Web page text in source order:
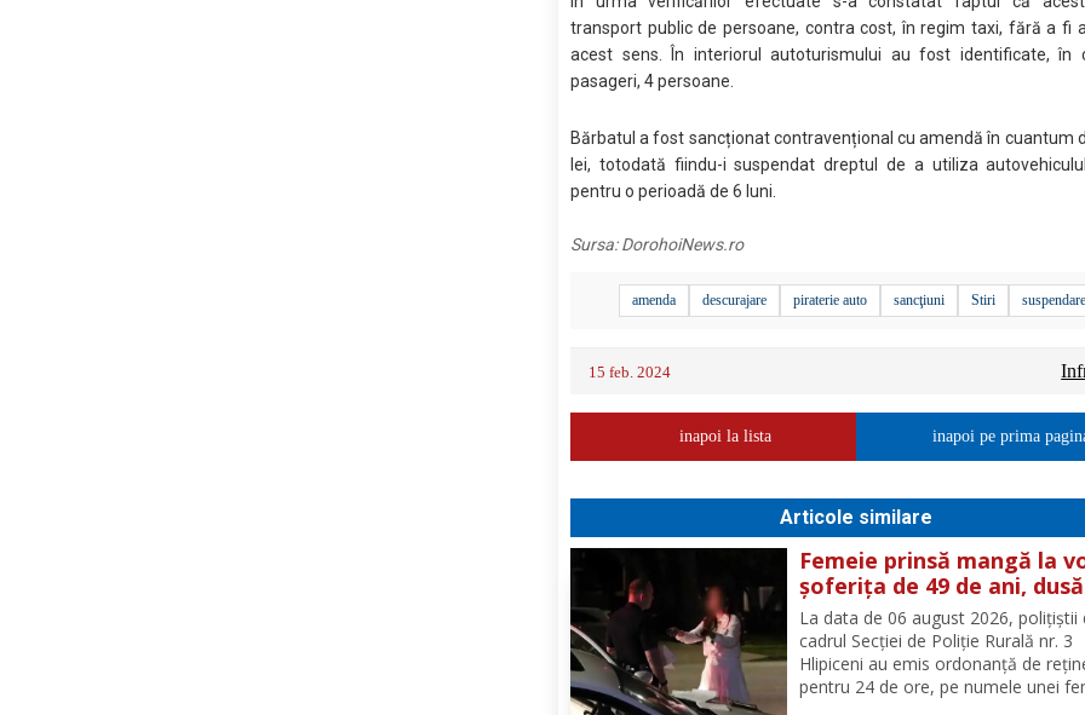
transport public de persoane, contra cost, în regim taxi, fără a fi
acest sens. În interiorul autoturismului au fost identificate, în
pasageri, 4 persoane.
Bărbatul a fost sancționat contravențional cu amendă în cuantum
lei, totodată fiindu-i suspendat dreptul de a utiliza
pentru o perioadă de 6 luni.
Sursa:DorohoiNews.ro
amenda descurajare piraterie auto sancţiuni Stiri
15 feb. 2024
inapoi la lista inapoi pe prima
Articole similare
Femeie prinsă mangă la
șoferița de 49 de ani, dusă
direct în arest
La data de 06 august 2026, polițiștii
cadrul Secției de Poliție Rurală nr. 3
Hlipiceni au emis ordonanță de
pentru 24 de ore, pe numele unei